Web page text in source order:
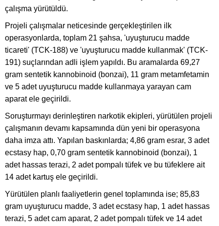
çalışma yürütüldü.
Projeli çalışmalar neticesinde gerçekleştirilen ilk
operasyonlarda, toplam 21 şahsa, 'uyuşturucu madde
ticareti' (TCK-188) ve 'uyuşturucu madde kullanmak' (TCK-
191) suçlarından adli işlem yapıldı. Bu aramalarda 69,27
gram sentetik kannobinoid (bonzai), 11 gram metamfetamin
ve 5 adet uyuşturucu madde kullanmaya yarayan cam
aparat ele geçirildi.
Soruşturmayı derinleştiren narkotik ekipleri, yürütülen projeli
çalışmanın devamı kapsamında dün yeni bir operasyona
daha imza attı. Yapılan baskınlarda; 4,86 gram esrar, 3 adet
ecstasy hap, 0,70 gram sentetik kannobinoid (bonzai), 1
adet hassas terazi, 2 adet pompalı tüfek ve bu tüfeklere ait
14 adet kartuş ele geçirildi.
Yürütülen planlı faaliyetlerin genel toplamında ise; 85,83
gram uyuşturucu madde, 3 adet ecstasy hap, 1 adet hassas
terazi, 5 adet cam aparat, 2 adet pompalı tüfek ve 14 adet